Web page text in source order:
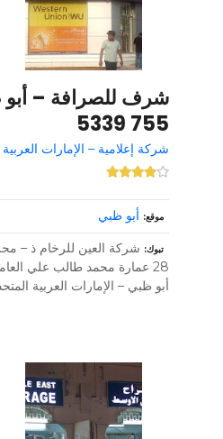
755 5339
شركة إعلامية – الإمارات
موقع أبو ظبي
تبوك
أبو ظبي – الإمارات العربية